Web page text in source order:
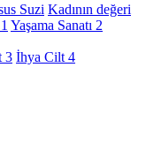
Suzi Kadının değeri
Yaşama Sanatı 2
3 İhya Cilt 4